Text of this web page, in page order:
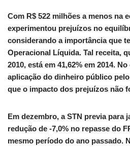
Com R$ 522 milhões a menos na
experimentou prejuízos no
considerando a importância que
Operacional Líquida. Tal receita,
2010, está em 41,62% em 2014.
aplicação do dinheiro público
que o impacto dos prejuízos não
Em dezembro, a STN previa para
redução de -7,0% no repasse do
mesmo período do ano passado.